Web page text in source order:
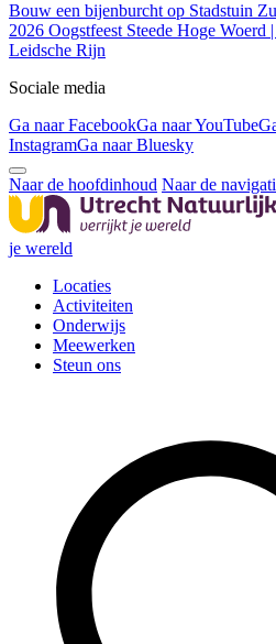
Bouw een bijenburcht op Stadstuin
2026 Oogstfeest Steede Hoge Woerd
Leidsche Rijn
Sociale media
Ga naar FacebookGa naar YouTube
InstagramGa naar Bluesky
Naar de hoofdinhoud Naar de
je wereld
Locaties
Activiteiten
Onderwijs
Meewerken
Steun ons